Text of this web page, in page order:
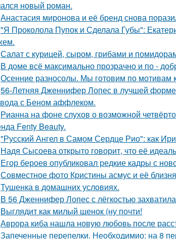
новый роман.
Анастасия миронова и её бренд снова
"Я Проколола Пупок и Сделала Губы":
Салат с курицей, сыром, грибами и
В доме всё максимально прозрачно и по -
Осенние разносолы. Мы готовим по мотивам
56-Летняя Дженнифер Лопес в лучшей форме
с Беном аффлеком.
Рианна на фоне слухов о возможной
Fenty Beauty.
"Русский Ангел в Самом Сердце Рио": как
Надя Сысоева открыто говорит, что её
Егор бероев опубликовал редкие кадры с
Совместное фото Кристины асмус и её
Тушенка в домашних условиях.
В 56 Дженнифер Лопес с лёгкостью
Выглядит как милый щенок (ну почти!
Аврора киба нашла новую любовь после
Запеченные перепелки. Необходимио: на 8